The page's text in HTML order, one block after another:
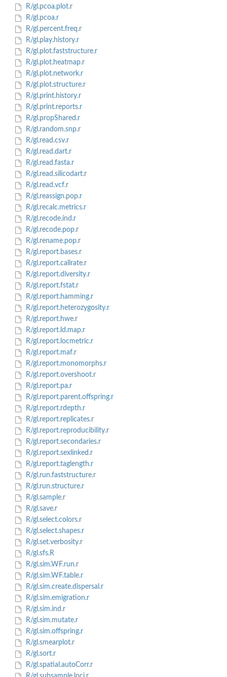
R/gl.pcoa.plot.r
R/gl.pcoa.r
R/gl.percent.freq.r
R/gl.play.history.r
R/gl.plot.faststructure.r
R/gl.plot.heatmap.r
R/gl.plot.network.r
R/gl.plot.structure.r
R/gl.print.history.r
R/gl.print.reports.r
R/gl.propShared.r
R/gl.random.snp.r
R/gl.read.csv.r
R/gl.read.dart.r
R/gl.read.fasta.r
R/gl.read.silicodart.r
R/gl.read.vcf.r
R/gl.reassign.pop.r
R/gl.recalc.metrics.r
R/gl.recode.ind.r
R/gl.recode.pop.r
R/gl.rename.pop.r
R/gl.report.bases.r
R/gl.report.callrate.r
R/gl.report.diversity.r
R/gl.report.fstat.r
R/gl.report.hamming.r
R/gl.report.heterozygosity.r
R/gl.report.hwe.r
R/gl.report.ld.map.r
R/gl.report.locmetric.r
R/gl.report.maf.r
R/gl.report.monomorphs.r
R/gl.report.overshoot.r
R/gl.report.pa.r
R/gl.report.parent.offspring.r
R/gl.report.rdepth.r
R/gl.report.replicates.r
R/gl.report.reproducibility.r
R/gl.report.secondaries.r
R/gl.report.sexlinked.r
R/gl.report.taglength.r
R/gl.run.faststructure.r
R/gl.run.structure.r
R/gl.sample.r
R/gl.save.r
R/gl.select.colors.r
R/gl.select.shapes.r
R/gl.set.verbosity.r
R/gl.sfs.R
R/gl.sim.WF.run.r
R/gl.sim.WF.table.r
R/gl.sim.create.dispersal.r
R/gl.sim.emigration.r
R/gl.sim.ind.r
R/gl.sim.mutate.r
R/gl.sim.offspring.r
R/gl.smearplot.r
R/gl.sort.r
R/gl.spatial.autoCorr.r